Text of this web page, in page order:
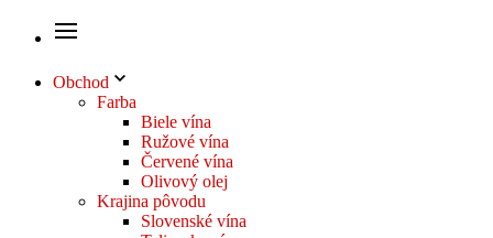
Obchod
Farba
Biele vína
Ružové vína
Červené vína
Olivový olej
Krajina pôvodu
Slovenské vína